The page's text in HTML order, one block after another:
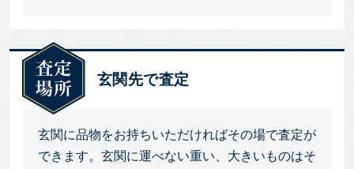
玄関先で査定
玄関に品物をお持ちいただければその場で査定が
できます。玄関に運べない重い、大きいものはそ